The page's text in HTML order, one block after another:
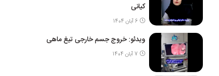
کیانی
6 آبان 1404
ویدئو: خروج جسم خارجی تیغ ماهی
7 آبان 1404